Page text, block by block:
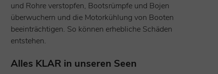
und Rohre verstopfen, Bootsrümpfe und Bojen
überwuchern und die Motorkühlung von Booten
beeinträchtigen. So können erhebliche Schäden
entstehen.
Alles KLAR in unseren Seen